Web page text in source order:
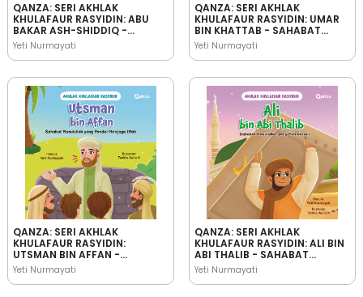
QANZA: SERI AKHLAK
KHULAFAUR RASYIDIN: ABU
BAKAR ASH-SHIDDIQ -
SAHABAT RASULULLAH YANG
JUJUR
Yeti Nurmayati
QANZA: SERI AKHLAK
KHULAFAUR RASYIDIN: UMAR
BIN KHATTAB - SAHABAT
RASULULLAH YANG
BIJAKSANA
Yeti Nurmayati
QANZA: SERI AKHLAK
KHULAFAUR RASYIDIN:
UTSMAN BIN AFFAN -
SAHABAT RASULULLAH YANG
PANDAI MENJAGA IFFAH
Yeti Nurmayati
QANZA: SERI AKHLAK
KHULAFAUR RASYIDIN: ALI BIN
ABI THALIB - SAHABAT
RASULULLAH YANG
PEMBERANI
Yeti Nurmayati